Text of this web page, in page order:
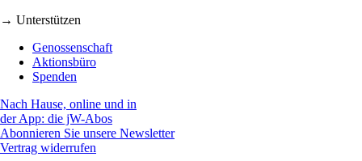
→ Unterstützen
Genossenschaft
Aktionsbüro
Spenden
Nach Hause, online und in
der App: die jW-Abos
Abonnieren Sie unsere Newsletter
Vertrag widerrufen